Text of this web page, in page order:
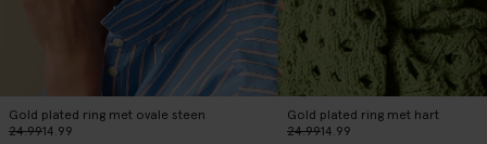
Gold plated ring met ovale steen
24.9914.99
Gold plated ring met hart
24.9914.99